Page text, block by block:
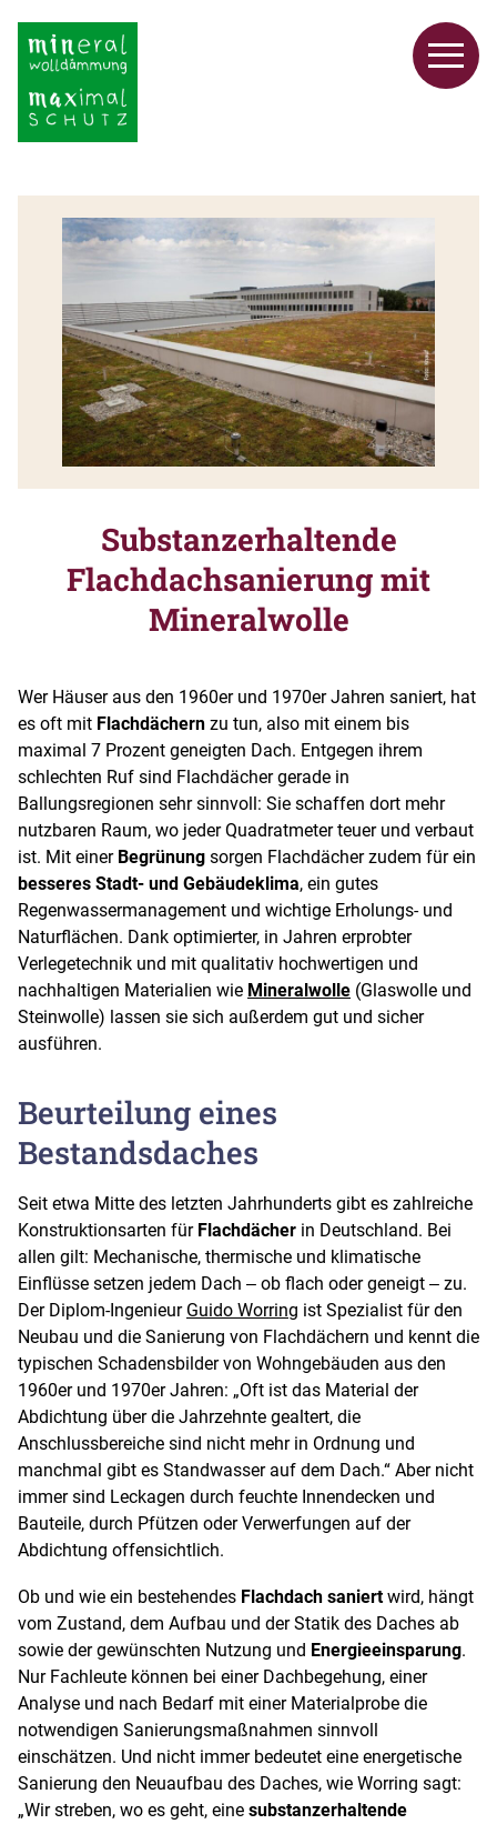
Substanzerhaltende
Flachdachsanierung mit
Mineralwolle
Wer Häuser aus den 1960er und 1970er Jahren saniert, hat
es oft mit Flachdächern zu tun, also mit einem bis
maximal 7 Prozent geneigten Dach. Entgegen ihrem
schlechten Ruf sind Flachdächer gerade in
Ballungsregionen sehr sinnvoll: Sie schaffen dort mehr
nutzbaren Raum, wo jeder Quadratmeter teuer und verbaut
ist. Mit einer Begrünung sorgen Flachdächer zudem für ein
besseres Stadt- und Gebäudeklima, ein gutes
Regenwassermanagement und wichtige Erholungs- und
Naturflächen. Dank optimierter, in Jahren erprobter
Verlegetechnik und mit qualitativ hochwertigen und
nachhaltigen Materialien wie Mineralwolle (Glaswolle und
Steinwolle) lassen sie sich außerdem gut und sicher
ausführen.
Beurteilung eines
Bestandsdaches
Seit etwa Mitte des letzten Jahrhunderts gibt es zahlreiche
Konstruktionsarten für Flachdächer in Deutschland. Bei
allen gilt: Mechanische, thermische und klimatische
Einflüsse setzen jedem Dach ‒ ob flach oder geneigt ‒ zu.
Der Diplom-Ingenieur Guido Worring ist Spezialist für den
Neubau und die Sanierung von Flachdächern und kennt die
typischen Schadensbilder von Wohngebäuden aus den
1960er und 1970er Jahren: „Oft ist das Material der
Abdichtung über die Jahrzehnte gealtert, die
Anschlussbereiche sind nicht mehr in Ordnung und
manchmal gibt es Standwasser auf dem Dach.“ Aber nicht
immer sind Leckagen durch feuchte Innendecken und
Bauteile, durch Pfützen oder Verwerfungen auf der
Abdichtung offensichtlich.
Ob und wie ein bestehendes Flachdach saniertwird, hängt
vom Zustand, dem Aufbau und der Statik des Daches ab
sowie der gewünschten Nutzung und Energieeinsparung.
Nur Fachleute können bei einer Dachbegehung, einer
Analyse und nach Bedarf mit einer Materialprobe die
notwendigen Sanierungsmaßnahmen sinnvoll
einschätzen. Und nicht immer bedeutet eine energetische
Sanierung den Neuaufbau des Daches, wie Worring sagt:
„Wir streben, wo es geht, eine substanzerhaltende